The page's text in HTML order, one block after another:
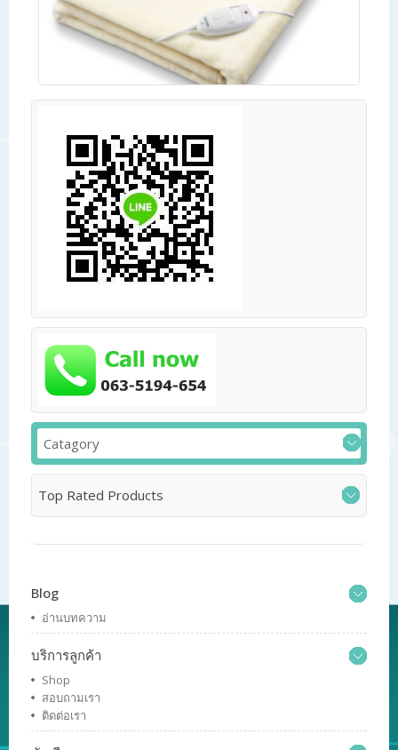
ผ้าห่มไฟฟ้า Beurer HD 90
Read more
Catagory
Top Rated Products
Blog
อ่านบทความ
บริการลูกค้า
Shop
สอบถามเรา
ติดต่อเรา